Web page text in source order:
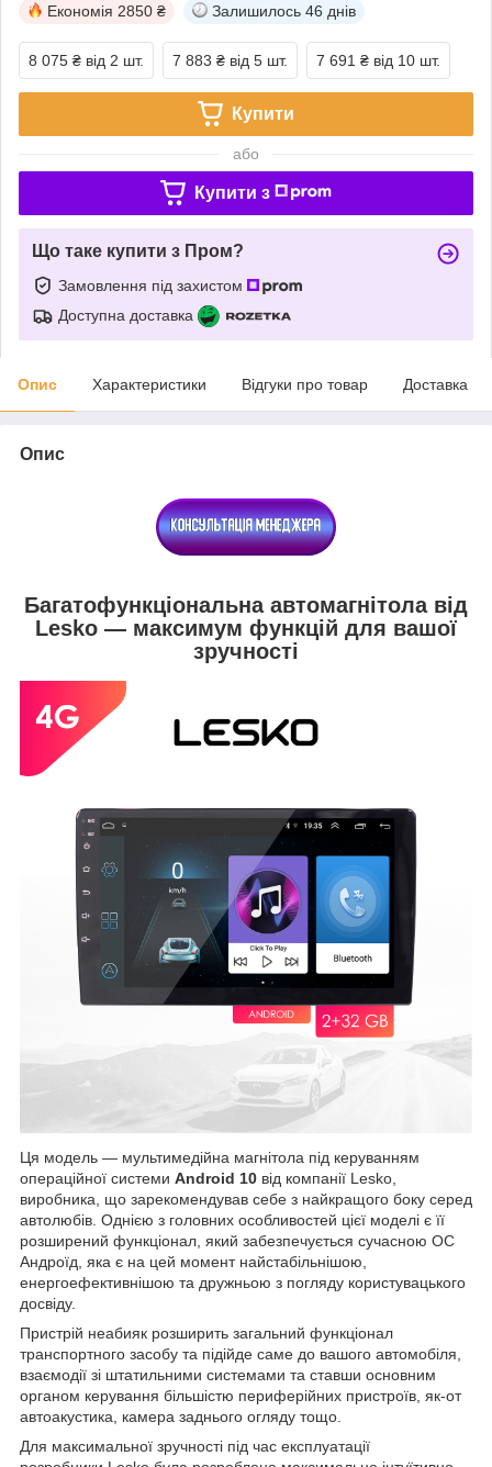
Економія 2850 ₴ Залишилось 46 днів
8 075 ₴ від 2 шт. 7 883 ₴ від 5 шт. 7 691 ₴ від 10 шт.
Купити
або
Купити з
Що таке купити з Пром?
Замовлення під захистом
Доступна доставка
Опис Характеристики Відгуки про товар Доставка
Опис
Багатофункціональна автомагнітола від
Lesko — максимум функцій для вашої
зручності
Ця модель — мультимедійна магнітола під керуванням
операційної системи Android 10 від компанії Lesko,
виробника, що зарекомендував себе з найкращого боку серед
автолюбів. Однією з головних особливостей цієї моделі є її
розширений функціонал, який забезпечується сучасною ОС
Андроїд, яка є на цей момент найстабільнішою,
енергоефективнішою та дружньою з погляду користувацького
досвіду.
Пристрій неабияк розширить загальний функціонал
транспортного засобу та підійде саме до вашого автомобіля,
взаємодії зі штатильними системами та ставши основним
органом керування більшістю периферійних пристроїв, як-от
автоакустика, камера заднього огляду тощо.
Для максимальної зручності під час експлуатації